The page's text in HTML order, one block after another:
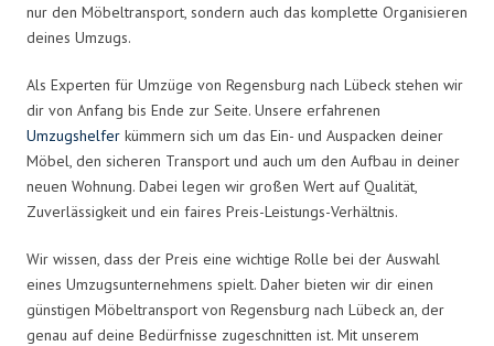
nur den Möbeltransport, sondern auch das komplette Organisieren
deines Umzugs.
Als Experten für Umzüge von Regensburg nach Lübeck stehen wir
dir von Anfang bis Ende zur Seite. Unsere erfahrenen
Umzugshelfer kümmern sich um das Ein- und Auspacken deiner
Möbel, den sicheren Transport und auch um den Aufbau in deiner
neuen Wohnung. Dabei legen wir großen Wert auf Qualität,
Zuverlässigkeit und ein faires Preis-Leistungs-Verhältnis.
Wir wissen, dass der Preis eine wichtige Rolle bei der Auswahl
eines Umzugsunternehmens spielt. Daher bieten wir dir einen
günstigen Möbeltransport von Regensburg nach Lübeck an, der
genau auf deine Bedürfnisse zugeschnitten ist. Mit unserem